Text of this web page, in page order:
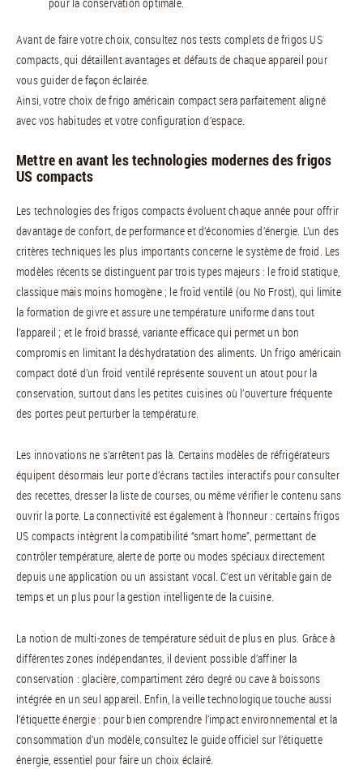
pour la conservation optimale.
Avant de faire votre choix, consultez nos tests complets de frigos US
compacts, qui détaillent avantages et défauts de chaque appareil pour
vous guider de façon éclairée.
Ainsi, votre choix de frigo américain compact sera parfaitement aligné
avec vos habitudes et votre configuration d’espace.
Mettre en avant les technologies modernes des frigos
US compacts
Les technologies des frigos compacts évoluent chaque année pour offrir
davantage de confort, de performance et d’économies d’énergie. L’un des
critères techniques les plus importants concerne le système de froid. Les
modèles récents se distinguent par trois types majeurs : le froid statique,
classique mais moins homogène ; le froid ventilé (ou No Frost), qui limite
la formation de givre et assure une température uniforme dans tout
l’appareil ; et le froid brassé, variante efficace qui permet un bon
compromis en limitant la déshydratation des aliments. Un frigo américain
compact doté d’un froid ventilé représente souvent un atout pour la
conservation, surtout dans les petites cuisines où l’ouverture fréquente
des portes peut perturber la température.
Les innovations ne s’arrêtent pas là. Certains modèles de réfrigérateurs
équipent désormais leur porte d’écrans tactiles interactifs pour consulter
des recettes, dresser la liste de courses, ou même vérifier le contenu sans
ouvrir la porte. La connectivité est également à l’honneur : certains frigos
US compacts intègrent la compatibilité “smart home”, permettant de
contrôler température, alerte de porte ou modes spéciaux directement
depuis une application ou un assistant vocal. C’est un véritable gain de
temps et un plus pour la gestion intelligente de la cuisine.
La notion de multi-zones de température séduit de plus en plus. Grâce à
différentes zones indépendantes, il devient possible d’affiner la
conservation : glacière, compartiment zéro degré ou cave à boissons
intégrée en un seul appareil. Enfin, la veille technologique touche aussi
l’étiquette énergie : pour bien comprendre l’impact environnemental et la
consommation d’un modèle, consultez le guide officiel sur l’étiquette
énergie, essentiel pour faire un choix éclairé.